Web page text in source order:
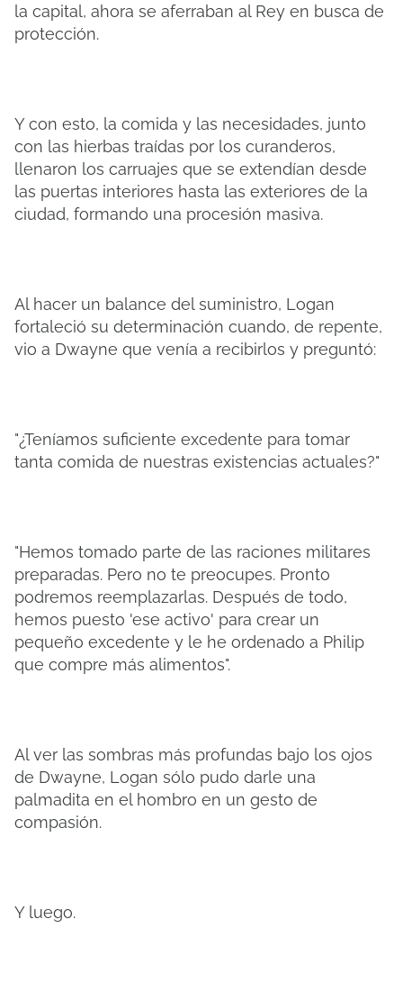
la capital, ahora se aferraban al Rey en busca de
protección.
Y con esto, la comida y las necesidades, junto
con las hierbas traídas por los curanderos,
llenaron los carruajes que se extendían desde
las puertas interiores hasta las exteriores de la
ciudad, formando una procesión masiva.
Al hacer un balance del suministro, Logan
fortaleció su determinación cuando, de repente,
vio a Dwayne que venía a recibirlos y preguntó:
"¿Teníamos suficiente excedente para tomar
tanta comida de nuestras existencias actuales?"
"Hemos tomado parte de las raciones militares
preparadas. Pero no te preocupes. Pronto
podremos reemplazarlas. Después de todo,
hemos puesto 'ese activo' para crear un
pequeño excedente y le he ordenado a Philip
que compre más alimentos".
Al ver las sombras más profundas bajo los ojos
de Dwayne, Logan sólo pudo darle una
palmadita en el hombro en un gesto de
compasión.
Y luego.